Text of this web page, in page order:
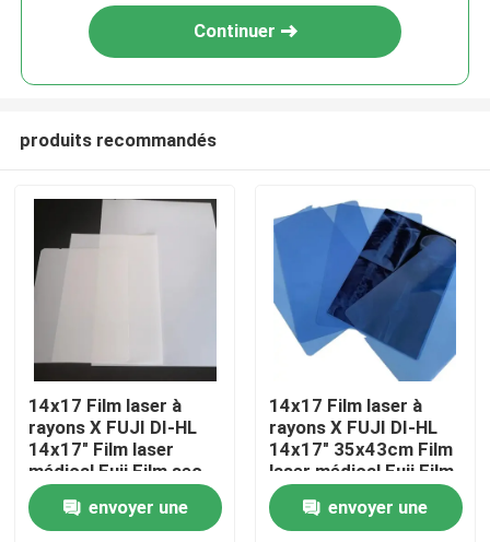
Produits
A propos de nous
Continuer
produits recommandés
14x17 Film laser à
rayons X FUJI DI-HL
14x17" Film laser
médical Fuji Film sec
envoyer une
14x17 Film laser à
rayons X FUJI DI-HL
14x17" 35x43cm Film
laser médical Fuji Film
sec
envoyer une